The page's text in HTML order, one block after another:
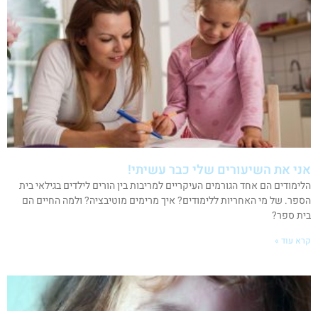
אני את השיעורים שלי כבר עשיתי!
הלימודים הם אחד הגורמים העיקריים למריבות בין הורים לילדים בגילאי בית
הספר. של מי האחריות ללימודים? איך מרימים מוטיבציה? ולמה החיים הם
בית ספר?
קרא עוד »